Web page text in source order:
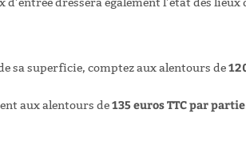
sa superficie, comptez aux alentours de
aux alentours de135 euros TTC par partie